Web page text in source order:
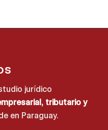
jurídico
tributario y
en Paraguay.